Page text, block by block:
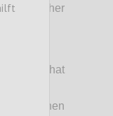
hat
einzelnen